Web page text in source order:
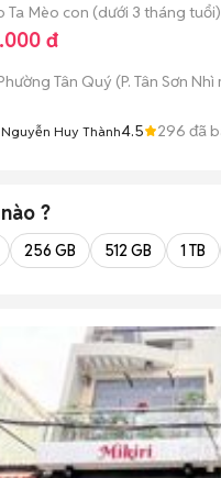
Ta Mèo con (dưới 3 tháng tuổi)
đ
Tân Quý (P. Tân Sơn Nhì
Nguyễn Huy Thành4.5 296 đã
nào ?
256 GB 512 GB 1 TB